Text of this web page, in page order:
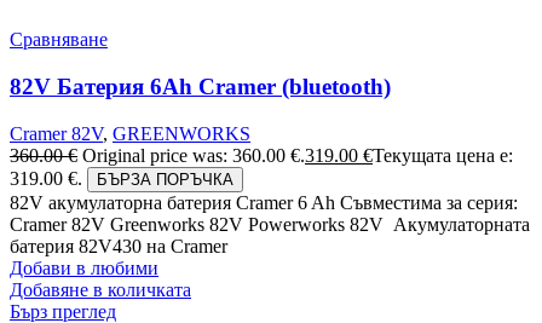
Сравняване
82V Батерия 6Ah Cramer (bluetooth)
Cramer 82V, GREENWORKS
360.00€ Original price was: 360.00 €.319.00 €Текущата цена е:
319.00 €.
БЪРЗА ПОРЪЧКА
82V акумулаторна батерия Cramer 6 Ah Съвместима за серия:
Cramer 82V Greenworks 82V Powerworks 82V Акумулаторната
батерия 82V430 на Cramer
Добави в любими
Добавяне в количката
Бърз преглед